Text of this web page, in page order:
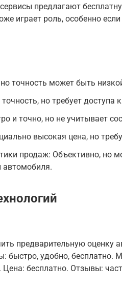
предлагают
играет роль, особенно
точность может быть
но требует
и точно, но не учитывает
высокая цена, но
продаж: Объективно, но
автомобиля.
предварительную оценку
быстро, удобно, бесплатно.
бесплатно. Отзывы: